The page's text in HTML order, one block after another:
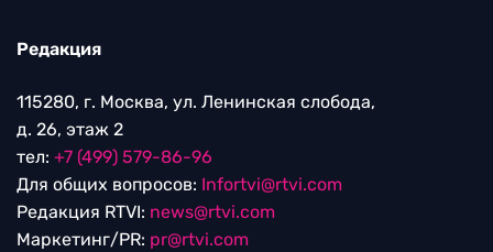
Редакция
115280, г. Москва, ул. Ленинская слобода,
д. 26, этаж 2
тел: +7 (499) 579-86-96
Для общих вопросов: Infortvi@rtvi.com
Редакция RTVI: news@rtvi.com
Маркетинг/PR: pr@rtvi.com